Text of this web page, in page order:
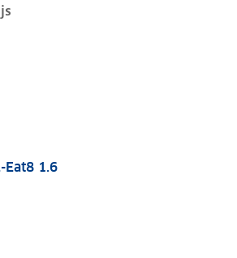
165 kW, Plug-in Hybride
Eat8 1.6